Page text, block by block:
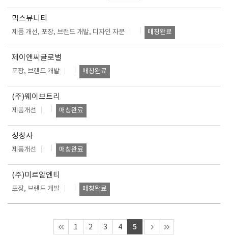
믹스뮤니티
제품 개선, 포장, 브랜드 개발, 디자인 자문 매칭완료
제이앤씨글로벌
포장, 브랜드 개발 매칭완료
(주)웨이브트리
제품개선 매칭완료
성창사
제품개선 매칭완료
(주)미르알엔티
포장, 브랜드 개발 매칭완료
1 2 3 4 5